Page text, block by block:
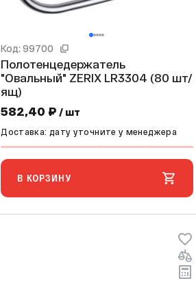
Код: 99700
Полотенцедержатель
"Овальный" ZERIX LR3304 (80 шт/
ящ)
582,40 ₽ / шт
Доставка: дату уточните у менеджера
В КОРЗИНУ